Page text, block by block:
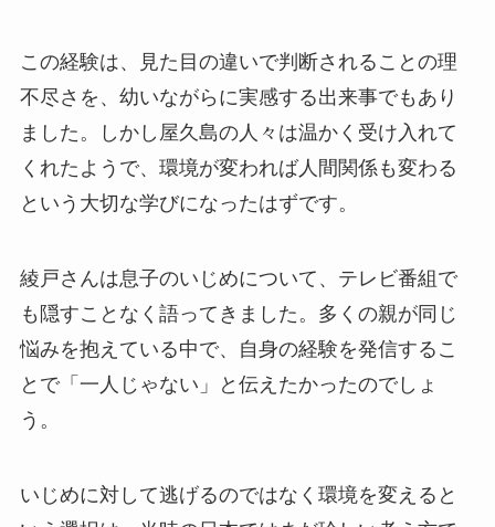
この経験は、見た目の違いで判断されることの理
不尽さを、幼いながらに実感する出来事でもあり
ました。しかし屋久島の人々は温かく受け入れて
くれたようで、環境が変われば人間関係も変わる
という大切な学びになったはずです。
綾戸さんは息子のいじめについて、テレビ番組で
も隠すことなく語ってきました。多くの親が同じ
悩みを抱えている中で、自身の経験を発信するこ
とで「一人じゃない」と伝えたかったのでしょ
う。
いじめに対して逃げるのではなく環境を変えると